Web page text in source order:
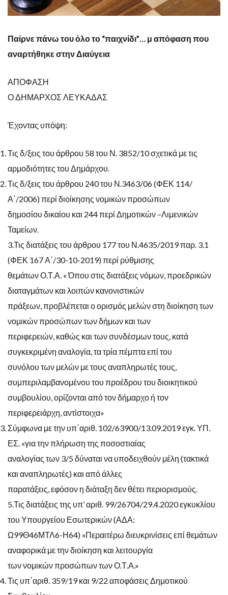
Παίρνε πάνω του όλο το “παιχνίδι”… μ απόφαση που
αναρτήθηκε στην Διαύγεια
ΑΠΟΦΑΣΗ
Ο ΔΗΜΑΡΧΟΣ ΛΕΥΚΑΔΑΣ
Έχοντας υπόψη:
Τις δ/ξεις του άρθρου 58 του Ν. 3852/10 σχετικά με τις
αρμοδιότητες του Δημάρχου.
Τις δ/ξεις του άρθρου 240 του Ν.3463/06 (ΦΕΚ 114/
Α΄/2006) περί διοίκησης νομικών προσώπων
δημοσίου δικαίου και 244 περί Δημοτικών –Λιμενικών
Ταμείων.
3.Τις διατάξεις του άρθρου 177 του Ν.4635/2019 παρ. 3.1
(ΦΕΚ 167 Α΄/30-10-2019) περί ρύθμισης
θεμάτων Ο.Τ.Α. « Όπου στις διατάξεις νόμων, προεδρικών
διαταγμάτων και λοιπών κανονιστικών
πράξεων, προβλέπεται ο ορισμός μελών στη διοίκηση των
νομικών προσώπων των δήμων και των
περιφερειών, καθώς και των συνδέσμων τους, κατά
συγκεκριμένη αναλογία, τα τρία πέμπτα επί του
συνόλου των μελών με τους αναπληρωτές τους,
συμπεριλαμβανομένου του προέδρου του διοικητικού
συμβουλίου, ορίζονται από τον δήμαρχο ή τον
περιφερειάρχη, αντίστοιχα»
Σύμφωνα με την υπ΄αριθ. 102/63900/13.09.2019 εγκ. ΥΠ.
ΕΣ. «για την πλήρωση της ποσοστιαίας
αναλογίας των 3/5 δύναται να υποδειχθούν μέλη (τακτικά
και αναπληρωτές) και από άλλες
παρατάξεις, εφόσον η διάταξη δεν θέτει περιορισμούς.
5.Τις διατάξεις της υπ’ αριθ. 99/26704/29.4.2020 εγκυκλίου
του Υπουργείου Εσωτερικών (ΑΔΑ:
Ω99Θ46ΜΤΛ6-Η64) «Περαιτέρω διευκρινίσεις επί θεμάτων
αναφορικά με την διοίκηση και λειτουργία
των νομικών προσώπων των Ο.Τ.Α.»
Τις υπ΄αριθ. 359/19 και 9/22 αποφάσεις Δημοτικού